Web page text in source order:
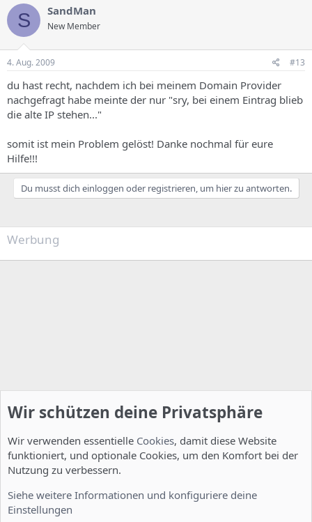
S SandMan
New Member
4. Aug. 2009 #13
du hast recht, nachdem ich bei meinem Domain Provider
nachgefragt habe meinte der nur "sry, bei einem Eintrag blieb
die alte IP stehen..."
somit ist mein Problem gelöst! Danke nochmal für eure
Hilfe!!!
Du musst dich einloggen oder registrieren, um hier zu antworten.
Werbung
Wir schützen deine Privatsphäre
Wir verwenden essentielle Cookies, damit diese Website
funktioniert, und optionale Cookies, um den Komfort bei der
Nutzung zu verbessern.
Siehe weitere Informationen und konfiguriere deine
Einstellungen